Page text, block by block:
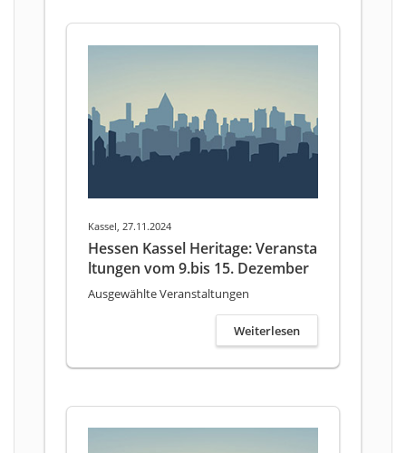
Kassel, 27.11.2024
Hessen Kassel Heritage: Veransta
ltungen vom 9.bis 15. Dezember
Ausgewählte Veranstaltungen
Weiterlesen